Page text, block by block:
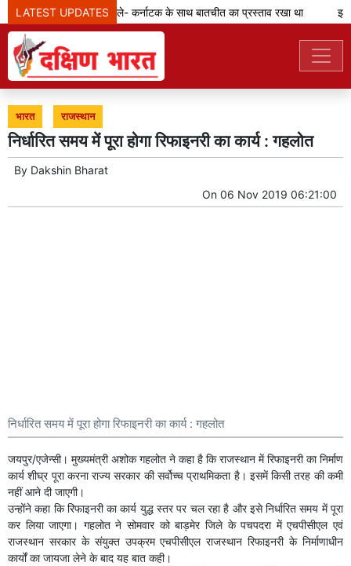
LATEST UPDATES
कावेरी मुद्दा: विजय बोले- कर्नाटक के साथ बातचीत का प्रस्ताव रखा था
भारत राजस्थान
निर्धारित समय में पूरा होगा रिफाइनरी का कार्य : गहलोत
By Dakshin Bharat
On 06 Nov 2019 06:21:00
निर्धारित समय में पूरा होगा रिफाइनरी का कार्य : गहलोत
जयपुर/एजेन्सी। मुख्यमंत्री अशोक गहलोत ने कहा है कि राजस्थान में रिफाइनरी का निर्माण
कार्य शीघ्र पूरा करना राज्य सरकार की सर्वोच्च प्राथमिकता है। इसमें किसी तरह की कमी
नहीं आने दी जाएगी।
उन्होंने कहा कि रिफाइनरी का कार्य युद्ध स्तर पर चल रहा है और इसे निर्धारित समय में पूरा
कर लिया जाएगा। गहलोत ने सोमवार को बाड़मेर जिले के पचपदरा में एचपीसीएल एवं
राजस्थान सरकार के संयुक्त उपक्रम एचपीसीएल राजस्थान रिफाइनरी के निर्माणाधीन
कार्यों का जायजा लेने के बाद यह बात कही।